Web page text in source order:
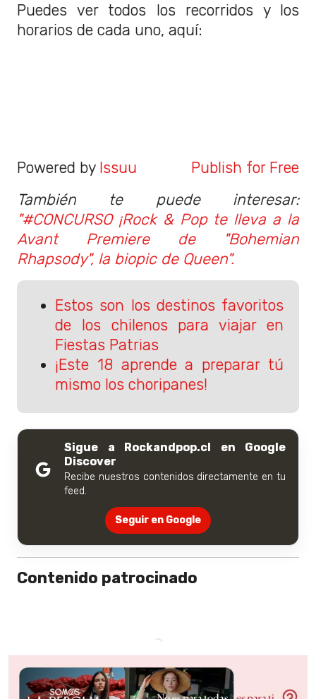
Puedes ver todos los recorridos y los
horarios de cada uno, aquí:
Powered by Issuu
Publish for Free
También te puede interesar:
"#CONCURSO ¡Rock & Pop te lleva a la
Avant Premiere de "Bohemian
Rhapsody", la biopic de Queen".
Estos son los destinos favoritos
de los chilenos para viajar en
Fiestas Patrias
¡Este 18 aprende a preparar tú
mismo los choripanes!
Sigue a Rockandpop.cl en Google
Discover
Recibe nuestros contenidos directamente en tu
feed.
Seguir en Google
Contenido patrocinado